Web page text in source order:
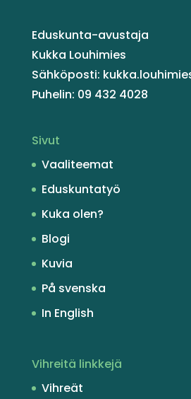
Eduskunta-avustaja
Kukka Louhimies
Sähköposti:
Puhelin: 09 432 4028
Sivut
Vaaliteemat
Eduskuntatyö
Kuka olen?
Blogi
Kuvia
På svenska
In English
Vihreitä linkkejä
Vihreät